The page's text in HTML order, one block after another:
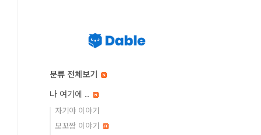
분류 전체보기
나 여기에 ..
자기야 이야기
모꼬짱 이야기